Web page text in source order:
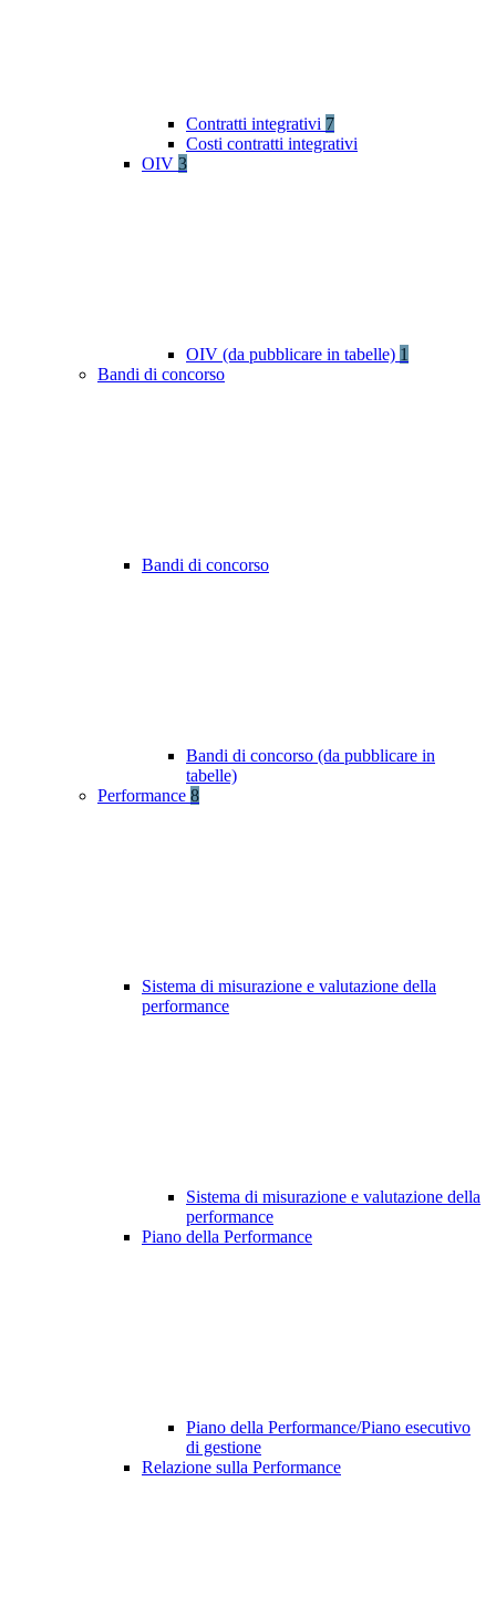
Contratti integrativi 7
Costi contratti integrativi
OIV 3
OIV (da pubblicare in tabelle) 1
Bandi di concorso
Bandi di concorso
Bandi di concorso (da pubblicare in
tabelle)
Performance 8
Sistema di misurazione e valutazione della
performance
Sistema di misurazione e valutazione della
performance
Piano della Performance
Piano della Performance/Piano esecutivo
di gestione
Relazione sulla Performance